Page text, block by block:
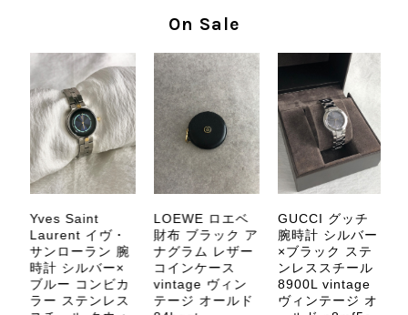
に入っていただけたとのこと、大変安
ィンテージならではの上品な魅力を感
じていただけたようで、スタッフ一同
大変励みになります！ ぜひこれから
末永くご愛用いただけましたら幸いで
す。 また気になる商品やご不明な点
などございましたら、いつでもお気軽
にご相談ください。 またご縁がござ
します。 VintageShop solo
On Sale
Yves Saint
Laurent イヴ・
サンローラン 腕
時計 シルバー×
ブルー コンビカ
ラー ステンレス
LOEWE ロエベ
財布 ブラック ア
ナグラム レザー
コインケース
vintage ヴィン
テージ オールド
GUCCI グッチ
腕時計 シルバー
×ブラック ステ
ンレススチール
8900L vintage
ヴィンテージ オ